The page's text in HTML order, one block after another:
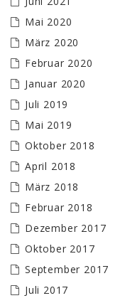
Mai 2020
März 2020
Februar 2020
Januar 2020
Juli 2019
Mai 2019
Oktober 2018
April 2018
März 2018
Februar 2018
Dezember 2017
Oktober 2017
September 2017
Juli 2017